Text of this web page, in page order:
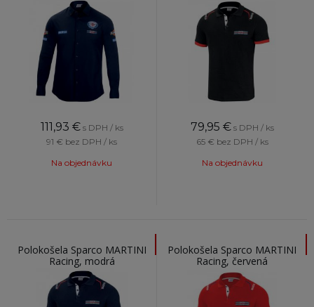
111,93 € s DPH / ks
91 € bez DPH / ks
Na objednávku
79,95 € s DPH / ks
65 € bez DPH / ks
Na objednávku
Polokošela Sparco MARTINI
Racing, modrá
Polokošela Sparco MARTINI
Racing, červená